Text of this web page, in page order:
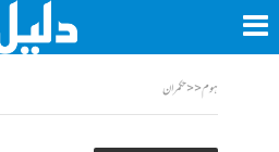
ہوم<<حکمران